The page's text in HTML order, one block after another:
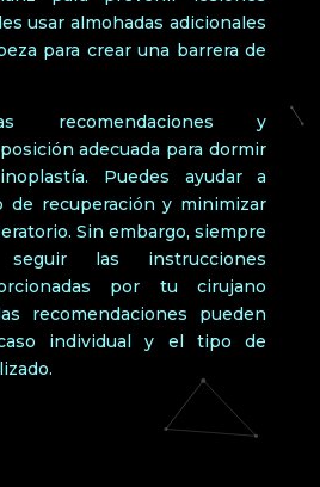
usar almohadas adicionales
para crear una barrera de
recomendaciones y
adecuada para dormir
Puedes ayudar a
de recuperación y minimizar
Sin embargo, siempre
las instrucciones
por tu cirujano
recomendaciones pueden
individual y el tipo de